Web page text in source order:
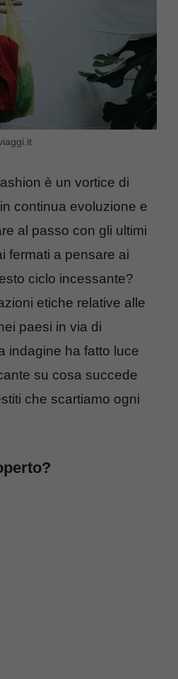
è un vortice di
continua evoluzione e
al passo con gli ultimi
fermati a pensare ai
ciclo incessante?
etiche relative alle
paesi in via di
indagine ha fatto luce
su cosa succede
che scartiamo ogni